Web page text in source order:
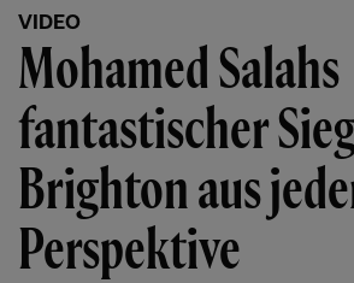
VIDEO
Mohamed Salahs
fantastischer
Brighton aus
Perspektive